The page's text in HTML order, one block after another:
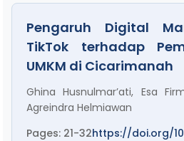
Pengaruh Digital
TikTok terhadap
UMKM di Cicarimanah
Ghina Husnulmar’ati, Esa
Agreindra Helmiawan
Pages: 21-32https://doi.org/